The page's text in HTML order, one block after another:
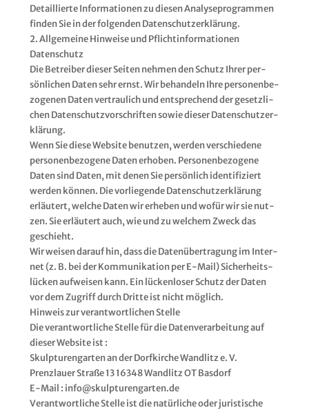
Detail­lier­te Infor­ma­tio­nen zu die­sen Ana­ly­se­pro­gram­men
fin­den Sie in der fol­gen­den Daten­schutz­er­klä­rung.
2. All­ge­mei­ne Hin­wei­se und Pflicht­in­for­ma­tio­nen
Daten­schutz
Die Betrei­ber die­ser Sei­ten neh­men den Schutz Ihrer per­
sön­li­chen Daten sehr ernst. Wir behan­deln Ihre per­so­nen­be­
zo­ge­nen Daten ver­trau­lich und ent­spre­chend der gesetz­li­
chen Daten­schutz­vor­schrif­ten sowie die­ser Daten­schutz­er­
klä­rung.
Wenn Sie die­se Web­site benut­zen, wer­den ver­schie­de­ne
per­so­nen­be­zo­ge­ne Daten erho­ben. Per­so­nen­be­zo­ge­ne
Daten sind Daten, mit denen Sie per­sön­lich iden­ti­fi­ziert
wer­den kön­nen. Die vor­lie­gen­de Daten­schutz­er­klä­rung
erläu­tert, wel­che Daten wir erhe­ben und wofür wir sie nut­
zen. Sie erläu­tert auch, wie und zu wel­chem Zweck das
geschieht.
Wir wei­sen dar­auf hin, dass die Daten­über­tra­gung im Inter­
net (z. B. bei der Kom­mu­ni­ka­ti­on per E‑Mail) Sicher­heits­
lü­cken auf­wei­sen kann. Ein lücken­lo­ser Schutz der Daten
vor dem Zugriff durch Drit­te ist nicht mög­lich.
Hin­weis zur ver­ant­wort­li­chen Stel­le
Die ver­ant­wort­li­che Stel­le für die Daten­ver­ar­bei­tung auf
die­ser Web­site ist :
Skulp­tu­ren­gar­ten an der Dorf­kir­che Wand­litz e. V.
Prenz­lau­er Stra­ße 13 16348 Wand­litz OT Bas­dorf
E‑Mail : info@​skulpturengarten.​de
Ver­ant­wort­li­che Stel­le ist die natür­li­che oder juris­ti­sche